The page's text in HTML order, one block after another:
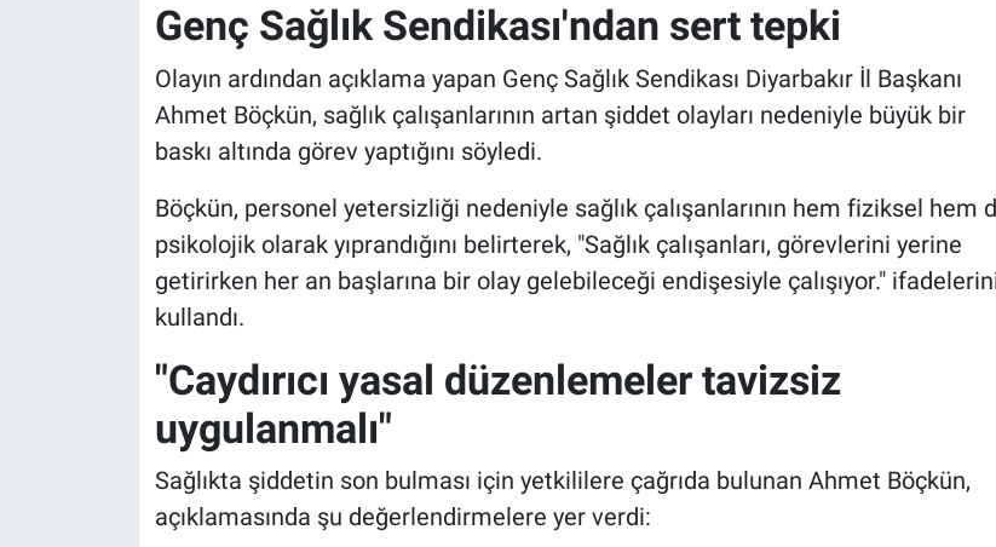
Genç Sağlık Sendikası'ndan sert tepki
Olayın ardından açıklama yapan Genç Sağlık Sendikası Diyarbakır İl Başkanı
Ahmet Böçkün, sağlık çalışanlarının artan şiddet olayları nedeniyle büyük bir
baskı altında görev yaptığını söyledi.
Böçkün, personel yetersizliği nedeniyle sağlık çalışanlarının hem fiziksel hem
psikolojik olarak yıprandığını belirterek, "Sağlık çalışanları, görevlerini yerine
getirirken her an başlarına bir olay gelebileceği endişesiyle çalışıyor."
kullandı.
"Caydırıcı yasal düzenlemeler tavizsiz
uygulanmalı"
Sağlıkta şiddetin son bulması için yetkililere çağrıda bulunan Ahmet Böçkün,
açıklamasında şu değerlendirmelere yer verdi: